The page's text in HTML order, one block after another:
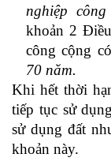
nghiệp
khoản 2
công cộng
70 năm.
Khi hết thời
tiếp tục sử
sử dụng đất
khoản này.